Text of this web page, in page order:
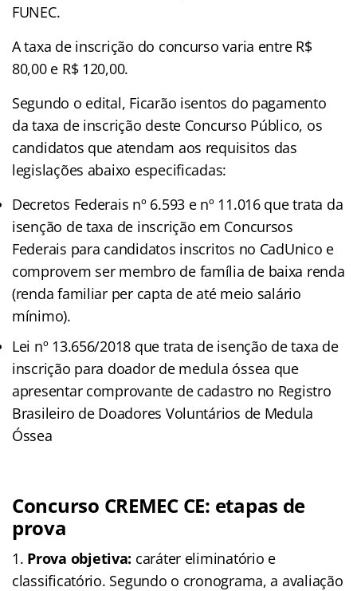
FUNEC.
A taxa de inscrição do concurso varia entre R$
80,00 e R$ 120,00.
Segundo o edital, Ficarão isentos do pagamento
da taxa de inscrição deste Concurso Público, os
candidatos que atendam aos requisitos das
legislações abaixo especificadas:
Decretos Federais nº 6.593 e nº 11.016 que trata da
isenção de taxa de inscrição em Concursos
Federais para candidatos inscritos no CadUnico e
comprovem ser membro de família de baixa renda
(renda familiar per capta de até meio salário
mínimo).
Lei nº 13.656/2018 que trata de isenção de taxa de
inscrição para doador de medula óssea que
apresentar comprovante de cadastro no Registro
Brasileiro de Doadores Voluntários de Medula
Óssea
Concurso CREMEC CE: etapas de
prova
Prova objetiva: caráter eliminatório e
classificatório. Segundo o cronograma, a avaliação